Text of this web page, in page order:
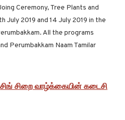
Ceremony, Tree Plants and
July 2019 and 14 July 2019 in the
All the programs
Perumbakkam Naam Tamilar
சிறை வாழ்க்கையின் கடைசி